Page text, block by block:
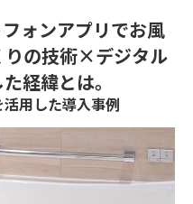
ォンアプリでお風
りの技術×デジタル
経緯とは。
用した導入事例